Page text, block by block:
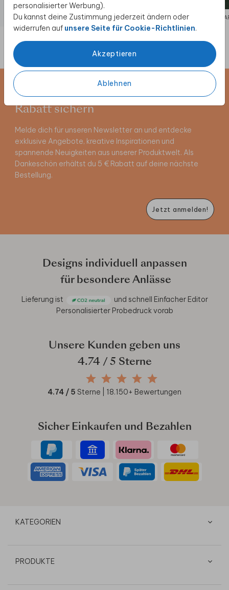
personalisierter Werbung).
Du kannst deine Zustimmung jederzeit ändern oder
widerrufen auf unsere Seite für Cookie-Richtlinien.
Akzeptieren
Ablehnen
WEIHNACHTSKARTE
Newsletter abonnieren und 5 €
Rabatt sichern
Melde dich für unseren Newsletter an und entdecke
exklusive Angebote, kreative Inspirationen und
spannende Neuigkeiten aus unserer Produktwelt. Als
Dankeschön erhältst du 5 € Rabatt auf deine nächste
Bestellung.
Jetzt anmelden!
Designs individuell anpassen
für besondere Anlässe
Lieferung ist und schnell Einfacher Editor
Personalisierter Probedruck vorab
Unsere Kunden geben uns
4.74/ 5 Sterne
4.74 / 5 Sterne | 18.150+ Bewertungen
Sicher Einkaufen und Bezahlen
KATEGORIEN
PRODUKTE